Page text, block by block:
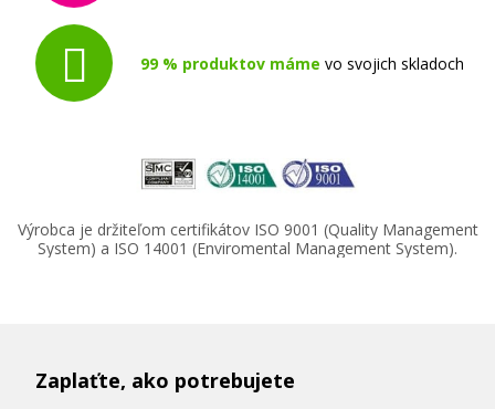
99 % produktov máme vo svojich skladoch
Výrobca je držiteľom certifikátov ISO 9001 (Quality Management
System) a ISO 14001 (Enviromental Management System).
Zaplaťte, ako potrebujete